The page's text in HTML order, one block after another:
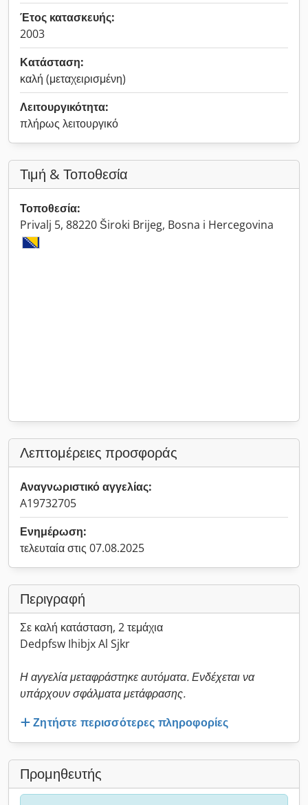
Έτος κατασκευής:
2003
Κατάσταση:
καλή (μεταχειρισμένη)
Λειτουργικότητα:
πλήρως λειτουργικό
Τιμή & Τοποθεσία
Τοποθεσία:
Privalj 5, 88220 Široki Brijeg, Bosna i Hercegovina
Λεπτομέρειες προσφοράς
Αναγνωριστικό αγγελίας:
A19732705
Ενημέρωση:
τελευταία στις 07.08.2025
Περιγραφή
Σε καλή κατάσταση, 2 τεμάχια
Dedpfsw Ihibjx Al Sjkr
Η αγγελία μεταφράστηκε αυτόματα. Ενδέχεται να
υπάρχουν σφάλματα μετάφρασης.
Ζητήστε περισσότερες πληροφορίες
Προμηθευτής